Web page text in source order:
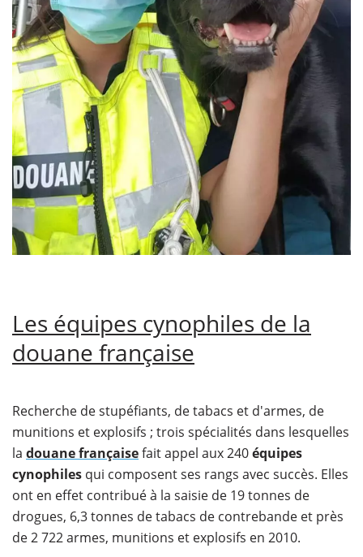
Les équipes cynophiles de la
douane française
Recherche de stupéfiants, de tabacs et d'armes, de
munitions et explosifs ; trois spécialités dans lesquelles
la douane françaisefait appel aux 240équipes
cynophiles qui composent ses rangs avec succès. Elles
ont en effet contribué à la saisie de 19 tonnes de
drogues, 6,3 tonnes de tabacs de contrebande et près
de 2 722 armes, munitions et explosifs en 2010.